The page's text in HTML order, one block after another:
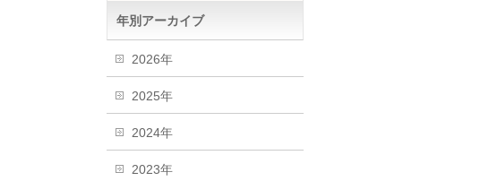
年別アーカイブ
2026年
2025年
2024年
2023年